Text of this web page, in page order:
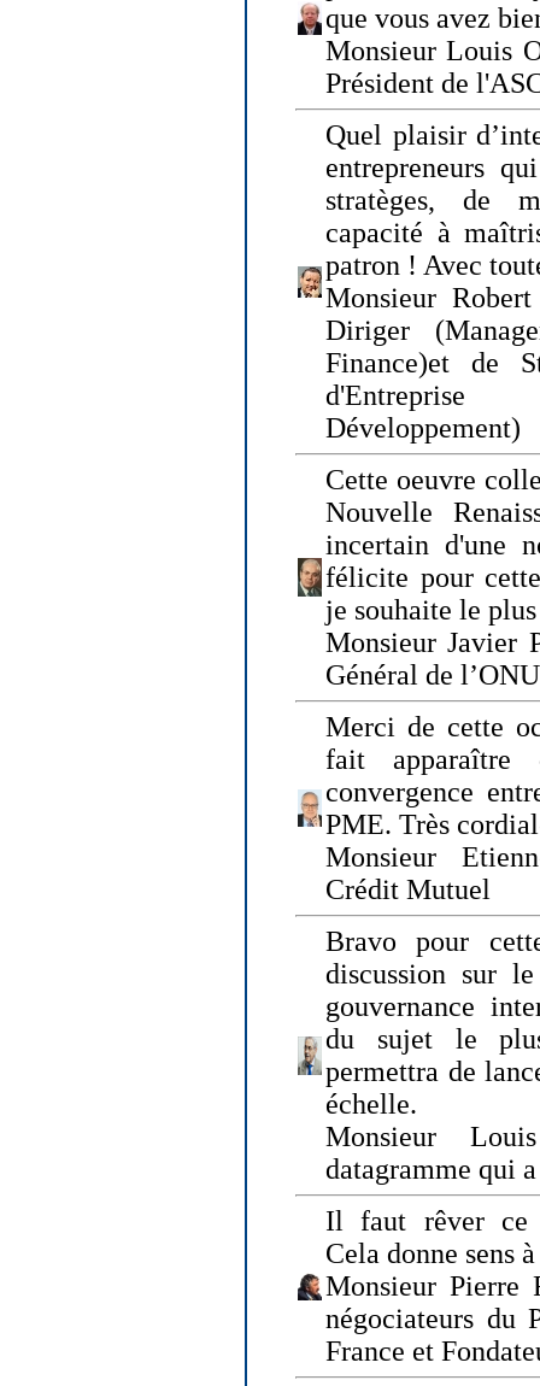
que vous avez
Monsieur Louis
Président de
Quel plaisir
entrepreneurs
stratèges, de
capacité à
patron ! Avec
Monsieur
Diriger
Finance)et de
Développement)
Cette oeuvre
Nouvelle
incertain d'une
félicite pour
je souhaite le
Monsieur Javier
Général de
Merci de cette
fait apparaître
convergence
PME. Très
Monsieur
Crédit Mutuel
Bravo pour
discussion sur
gouvernance
du sujet le
permettra de
échelle.
Monsieur
datagramme qui
Il faut rêver ce
Cela donne sens
Monsieur Pierre
négociateurs du
France et